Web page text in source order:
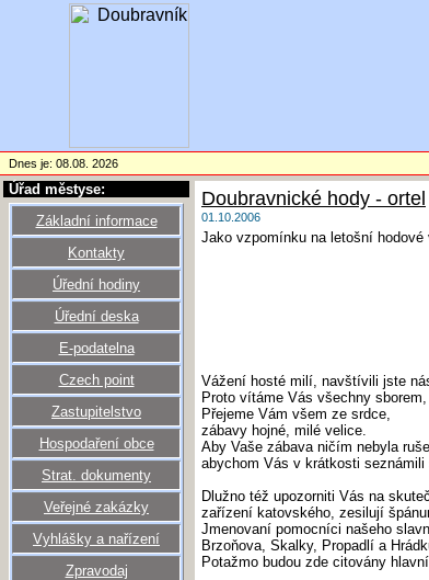
Dnes je: 08.08. 2026
Úřad městyse:
Základní informace
Kontakty
Úřední hodiny
Úřední deska
E-podatelna
Czech point
Zastupitelstvo
Hospodaření obce
Strat. dokumenty
Veřejné zakázky
Vyhlášky a nařízení
Zpravodaj
Doubravnické hody - ortel
01.10.2006
Jako vzpomínku na letošní
Vážení hosté milí, navštívili jste
Proto vítáme Vás všechny
Přejeme Vám všem ze srdce,
zábavy hojné, milé velice.
Aby Vaše zábava ničím nebyla
abychom Vás v krátkosti
Dlužno též upozorniti Vás na
zařízení katovského, zesilují
Jmenovaní pomocníci našeho
Brzoňova, Skalky, Propadlí a
Potažmo budou zde citovány